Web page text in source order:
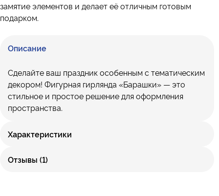
замятие элементов и делает её отличным готовым
подарком.
Описание
Сделайте ваш праздник особенным с тематическим
декором! Фигурная гирлянда «Барашки» — это
стильное и простое решение для оформления
пространства.
Характеристики
Отзывы (1)